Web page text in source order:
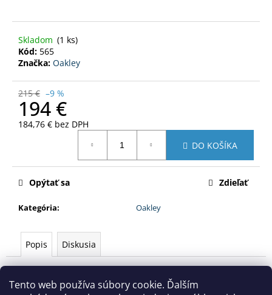
Tento web používa súbory cookie. Ďalším
Skladom (1 ks)
Kód: 565
Značka: Oakley
215 € –9 %
194 €
184,76 € bez DPH
DO KOŠÍKA
Kategória: Oakley
Opýtať sa Zdieľať
Popis Diskusia